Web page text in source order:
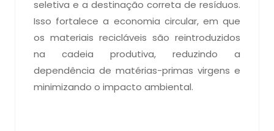
seletiva e a destinação correta de resíduos.
Isso fortalece a economia circular, em que
os materiais recicláveis são reintroduzidos
na cadeia produtiva, reduzindo a
dependência de matérias-primas virgens e
minimizando o impacto ambiental.